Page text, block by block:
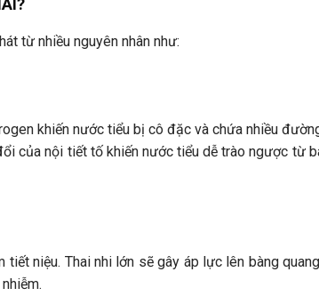
từ nhiều nguyên nhân như:
khiến nước tiểu bị cô đặc và chứa nhiều
của nội tiết tố khiến nước tiểu dễ trào ngược từ
niệu. Thai nhi lớn sẽ gây áp lực lên bàng